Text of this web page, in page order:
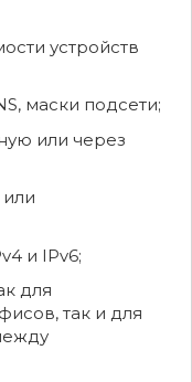
устройств
маски подсети;
или через
или
и IPv6;
для
так и для